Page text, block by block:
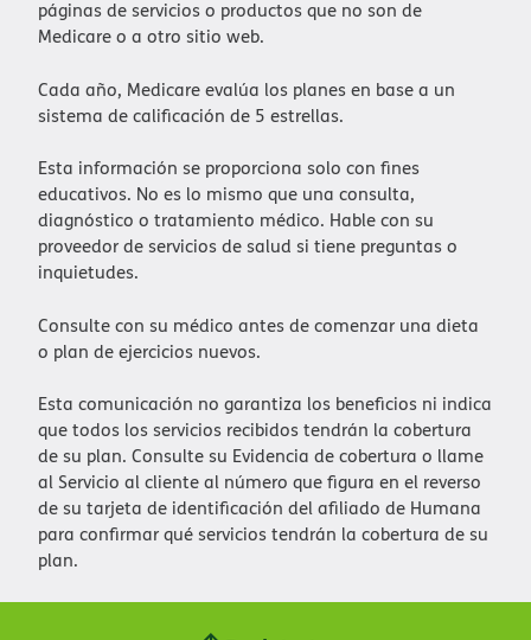
páginas de servicios o productos que no son de
Medicare o a otro sitio web.​​
Cada año, Medicare evalúa los planes en base a un
sistema de calificación de 5 estrellas.​​
Esta información se proporciona solo con fines
educativos. No es lo mismo que una consulta,
diagnóstico o tratamiento médico. Hable con su
proveedor de servicios de salud si tiene preguntas o
inquietudes.​​
Consulte con su médico antes de comenzar una dieta
o plan de ejercicios nuevos.​​
Esta comunicación no garantiza los beneficios ni indica
que todos los servicios recibidos tendrán la cobertura
de su plan. Consulte su Evidencia de cobertura o llame
al Servicio al cliente al número que figura en el reverso
de su tarjeta de identificación del afiliado de Humana
para confirmar qué servicios tendrán la cobertura de su
plan.​​